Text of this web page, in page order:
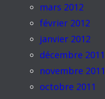
mars 2012
février 2012
janvier 2012
décembre 2011
novembre 2011
octobre 2011